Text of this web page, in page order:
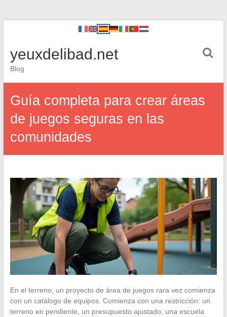
yeuxdelibad.net
Blog
Guía completa para crear áreas
de juegos seguras en las
comunidades
En el terreno, un proyecto de área de juegos rara vez comienza
con un catálogo de equipos. Comienza con una restricción: un
terreno en pendiente, un presupuesto ajustado, una escuela